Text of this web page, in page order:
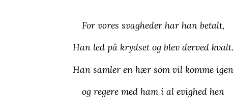
For vores svagheder har han betalt,
Han led på krydset og blev derved kvalt.
Han samler en hær som vil komme igen
og regere med ham i al evighed hen